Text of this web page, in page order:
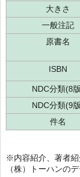
大きさ
一般注記
原書名
ISBN
NDC分類(8
NDC分類(9
件名
※内容紹介、著者
（株）トーハンのデ